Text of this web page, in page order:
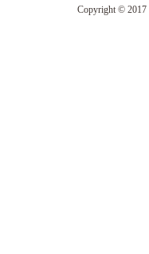
Copyright © 2017